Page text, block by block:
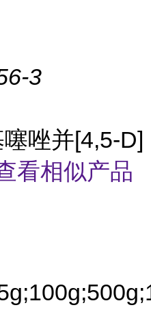
3
唑并[4,5-D]
看相似产品